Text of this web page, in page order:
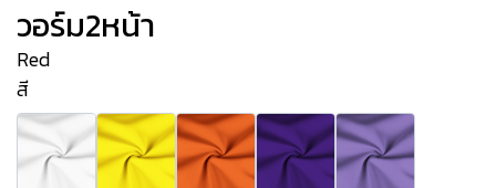
วอร์ม2หน้า
Red
สี